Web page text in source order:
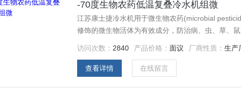
-70度生物农药低温复叠冷水机组微
江苏康士捷冷水机用于微生物农药(microbial
修饰的微生物活体为有效成分，防治病、虫、草、
访问次数： 2840 产品价格：面议 厂商性质：生产
查看详情 在线留言